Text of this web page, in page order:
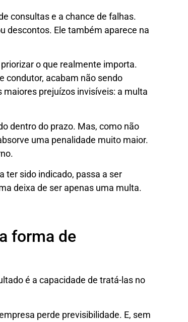
consultas e a chance de falhas.
descontos. Ele também aparece na
o que realmente importa.
condutor, acabam não sendo
prejuízos invisíveis: a multa
dentro do prazo. Mas, como não
uma penalidade muito maior.
ter sido indicado, passa a ser
deixa de ser apenas uma multa.
forma de
é a capacidade de tratá-las no
perde previsibilidade. E, sem